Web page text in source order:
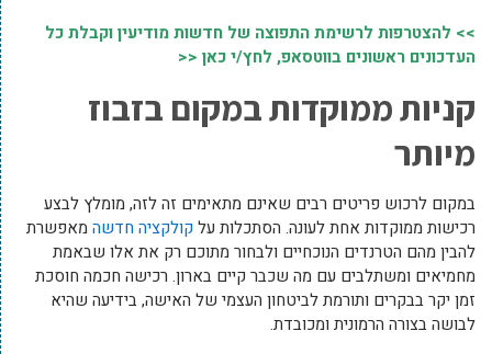
>> להצטרפות לרשימת התפוצה של חדשות מודיעין וקבלת כל
העדכונים ראשונים בווטסאפ, לחץ/י כאן <<
קניות ממוקדות במקום בזבוז
מיותר
במקום לרכוש פריטים רבים שאינם מתאימים זה לזה, מומלץ לבצע
רכישות ממוקדות אחת לעונה. הסתכלות על קולקציה חדשה מאפשרת
להבין מהם הטרנדים הנוכחיים ולבחור מתוכם רק את אלו שבאמת
מחמיאים ומשתלבים עם מה שכבר קיים בארון. רכישה חכמה חוסכת
זמן יקר בבקרים ותורמת לביטחון העצמי של האישה, בידיעה שהיא
לבושה בצורה הרמונית ומכובדת.